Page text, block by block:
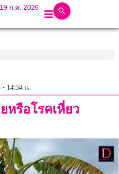
19 ก.ค. 2026
14:34 น.
หรือโรคเหี่ยว